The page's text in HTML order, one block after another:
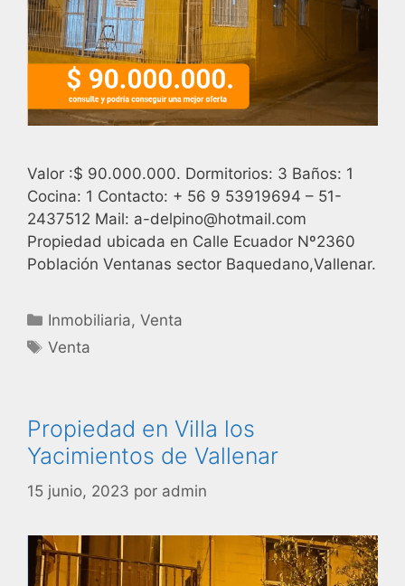
Valor :$ 90.000.000. Dormitorios: 3 Baños: 1
Cocina: 1 Contacto: + 56 9 53919694 – 51-
2437512 Mail: a-delpino@hotmail.com
Propiedad ubicada en Calle Ecuador Nº2360
Población Ventanas sector Baquedano,Vallenar.
Inmobiliaria,Venta
Venta
Propiedad en Villa los
Yacimientos de Vallenar
15 junio, 2023 por admin